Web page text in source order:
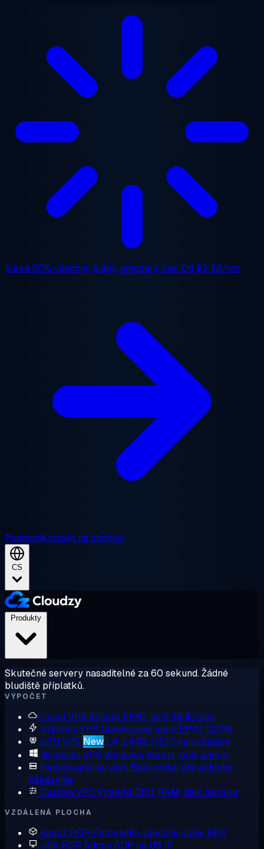
Sleva 50% všechny plány, omezený čas. Od $2.48/mo
PodporaKontakt na obchod
CS
Skutečné servery nasaditelné za 60 sekund. Žádné
bludiště příplatků.
VÝPOČET
Cloud VPS Sdílený EPYC, od 2,48 $/měs
Výkonný VPS Dedikovaná jádra EPYC, DDR5
GPU VPS New L4, L40S, H100 na vyžádání
Windows VPS Windows Server, plný admin
Dedikované servery Bare metal pro jednoho
zákazníka
Custom VPS Vyberte CPU, RAM, disk na míru
VZDÁLENÁ PLOCHA
Koupit RDP Porovnejte všechny plány RDP
USA RDP Admin RDP na US IP